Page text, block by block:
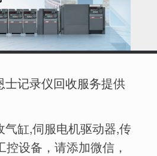
士记录仪回收服务提供
缸,伺服电机驱动器,传
控设备，请添加微信，